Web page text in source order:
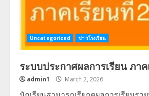
Uncategorized ข่าวโรงเรียน
ระบบประกาศผลการเรียน ภา
admin1 March 2, 2026